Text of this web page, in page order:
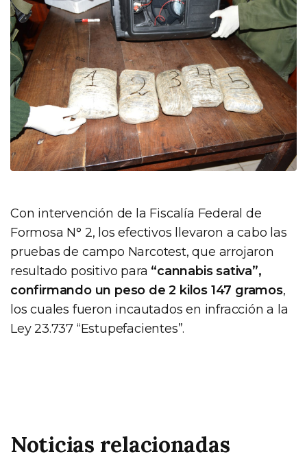
Con intervención de la Fiscalía Federal de
Formosa N° 2, los efectivos llevaron a cabo las
pruebas de campo Narcotest, que arrojaron
resultado positivo para “cannabis sativa”,
confirmando un peso de 2 kilos 147 gramos,
los cuales fueron incautados en infracción a la
Ley 23.737 “Estupefacientes”.
Noticias relacionadas